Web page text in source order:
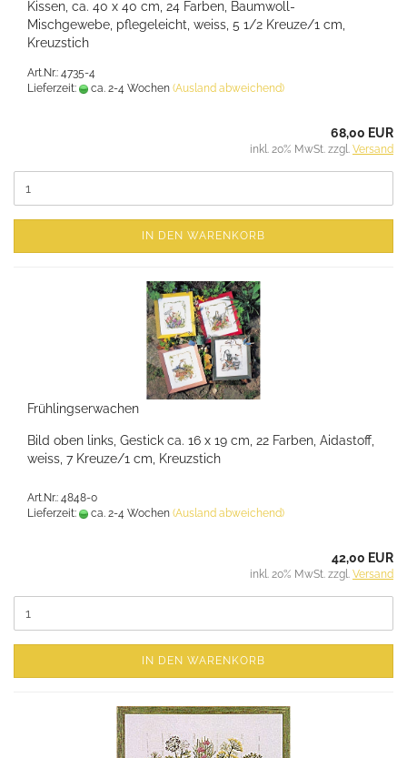
Kissen, ca. 40 x 40 cm, 24 Farben, Baumwoll-
Mischgewebe, pflegeleicht, weiss, 5 1/2 Kreuze/1 cm,
Kreuzstich
Art.Nr.: 4735-4
Lieferzeit:
ca. 2-4 Wochen (Ausland abweichend)
68,00 EUR
inkl. 20% MwSt. zzgl. Versand
IN DEN WARENKORB
Frühlingserwachen
Bild oben links, Gestick ca. 16 x 19 cm, 22 Farben, Aidastoff,
weiss, 7 Kreuze/1 cm, Kreuzstich
Art.Nr.: 4848-0
Lieferzeit:
ca. 2-4 Wochen (Ausland abweichend)
42,00 EUR
inkl. 20% MwSt. zzgl. Versand
IN DEN WARENKORB